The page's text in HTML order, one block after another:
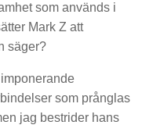
som används i
Mark Z att
säger?
som prånglas
jag bestrider hans